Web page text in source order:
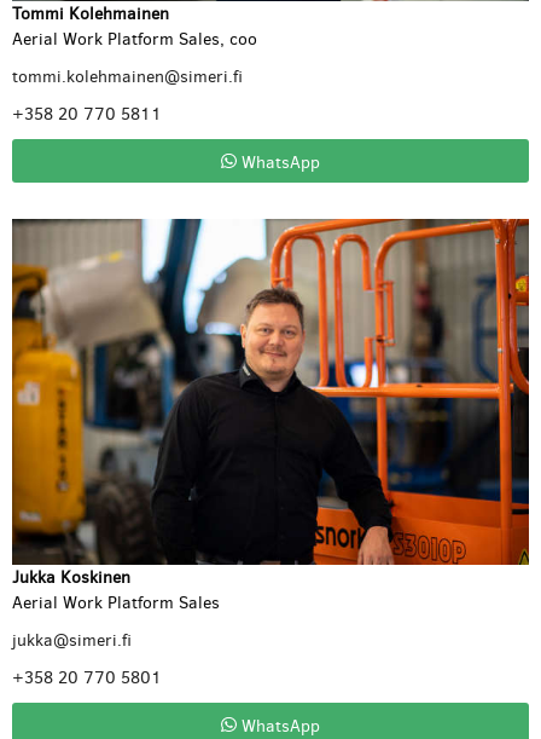
Tommi Kolehmainen
Aerial Work Platform Sales, coo
tommi.kolehmainen@simeri.fi
+358 20 770 5811
WhatsApp
Jukka Koskinen
Aerial Work Platform Sales
jukka@simeri.fi
+358 20 770 5801
WhatsApp